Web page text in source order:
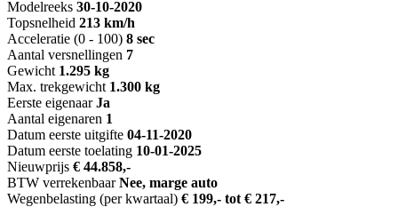
Modelreeks 30-10-2020
Topsnelheid 213 km/h
Acceleratie (0 - 100) 8 sec
Aantal versnellingen 7
Gewicht 1.295 kg
Max. trekgewicht 1.300 kg
Eerste eigenaar Ja
Aantal eigenaren 1
Datum eerste uitgifte 04-11-2020
Datum eerste toelating 10-01-2025
Nieuwprijs € 44.858,-
BTW verrekenbaar Nee, marge auto
Wegenbelasting (per kwartaal) € 199,- tot € 217,-